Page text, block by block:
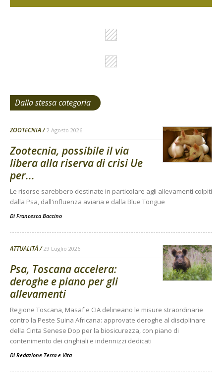
Dalla stessa categoria
ZOOTECNIA 2 Agosto 2026
Zootecnia, possibile il via
libera alla riserva di crisi Ue
per...
Le risorse sarebbero destinate in particolare agli allevamenti colpiti
dalla Psa, dall'influenza aviaria e dalla Blue Tongue
Di Francesca Baccino
ATTUALITÀ 29 Luglio 2026
Psa, Toscana accelera:
deroghe e piano per gli
allevamenti
Regione Toscana, Masaf e CIA delineano le misure straordinarie
contro la Peste Suina Africana: approvate deroghe al disciplinare
della Cinta Senese Dop per la biosicurezza, con piano di
contenimento dei cinghiali e indennizzi dedicati
Di Redazione Terra e Vita -